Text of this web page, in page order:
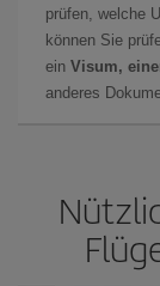
prüfen, welche
können Sie
ein Visum,
anderes